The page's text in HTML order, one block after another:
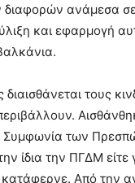
διαφορών ανάμεσα
και εφαρμογή
τους
Συμφωνία των
ίδια την ΠΓΔΜ είτε
Από την